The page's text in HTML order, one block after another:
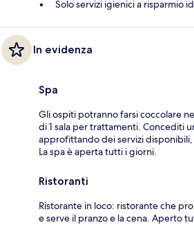
Solo servizi igienici a risparmio
In evidenza
Spa
Gli ospiti potranno farsi coccolare
di 1 sala per trattamenti. Concediti
approfittando dei servizi
La spa è aperta tutti i giorni.
Ristoranti
Ristorante in loco: ristorante che
e serve il pranzo e la cena. Aperto